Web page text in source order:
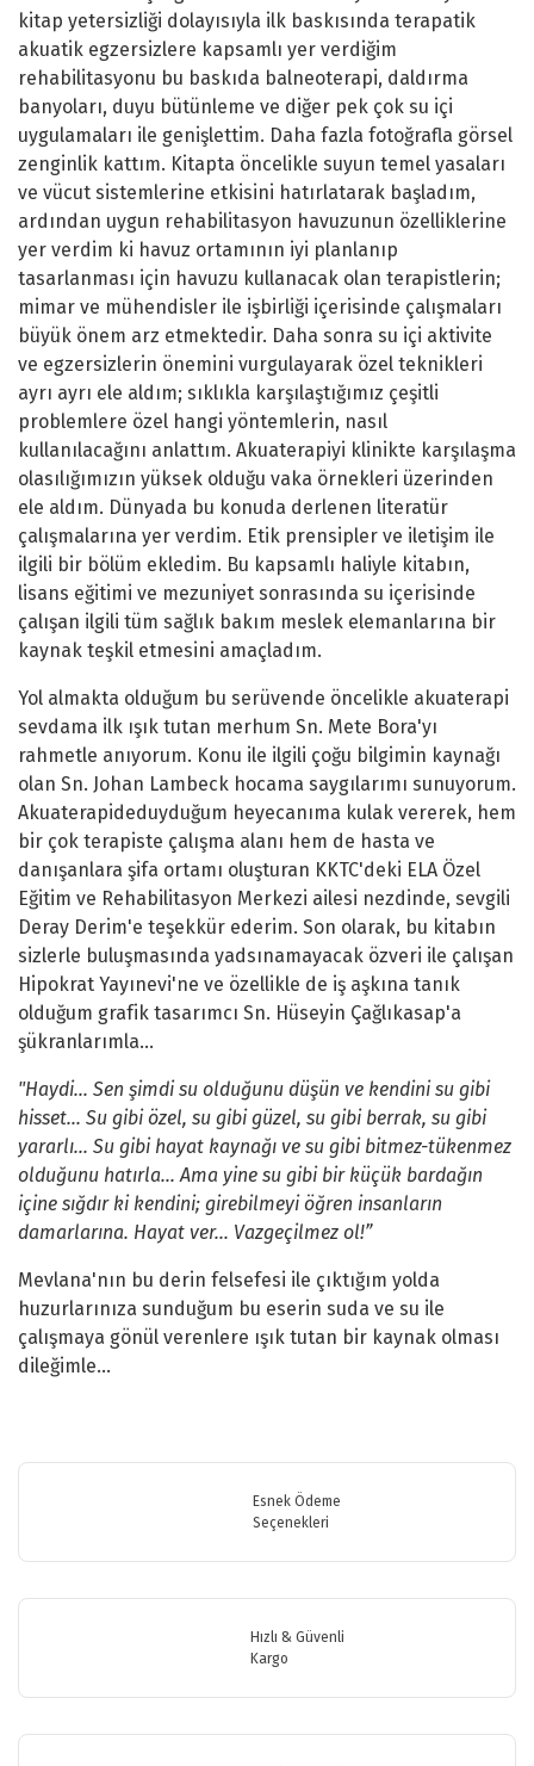
kitap yetersizliği dolayısıyla ilk baskısında terapatik
akuatik egzersizlere kapsamlı yer verdiğim
rehabilitasyonu bu baskıda balneoterapi, daldırma
banyoları, duyu bütünleme ve diğer pek çok su içi
uygulamaları ile genişlettim. Daha fazla fotoğrafla görsel
zenginlik kattım. Kitapta öncelikle suyun temel yasaları
ve vücut sistemlerine etkisini hatırlatarak başladım,
ardından uygun rehabilitasyon havuzunun özelliklerine
yer verdim ki havuz ortamının iyi planlanıp
tasarlanması için havuzu kullanacak olan terapistlerin;
mimar ve mühendisler ile işbirliği içerisinde çalışmaları
büyük önem arz etmektedir. Daha sonra su içi aktivite
ve egzersizlerin önemini vurgulayarak özel teknikleri
ayrı ayrı ele aldım; sıklıkla karşılaştığımız çeşitli
problemlere özel hangi yöntemlerin, nasıl
kullanılacağını anlattım. Akuaterapiyi klinikte karşılaşma
olasılığımızın yüksek olduğu vaka örnekleri üzerinden
ele aldım. Dünyada bu konuda derlenen literatür
çalışmalarına yer verdim. Etik prensipler ve iletişim ile
ilgili bir bölüm ekledim. Bu kapsamlı haliyle kitabın,
lisans eğitimi ve mezuniyet sonrasında su içerisinde
çalışan ilgili tüm sağlık bakım meslek elemanlarına bir
kaynak teşkil etmesini amaçladım.
Yol almakta olduğum bu serüvende öncelikle akuaterapi
sevdama ilk ışık tutan merhum Sn. Mete Bora'yı
rahmetle anıyorum. Konu ile ilgili çoğu bilgimin kaynağı
olan Sn. Johan Lambeck hocama saygılarımı sunuyorum.
Akuaterapideduyduğum heyecanıma kulak vererek, hem
bir çok terapiste çalışma alanı hem de hasta ve
danışanlara şifa ortamı oluşturan KKTC'deki ELA Özel
Eğitim ve Rehabilitasyon Merkezi ailesi nezdinde, sevgili
Deray Derim'e teşekkür ederim. Son olarak, bu kitabın
sizlerle buluşmasında yadsınamayacak özveri ile çalışan
Hipokrat Yayınevi'ne ve özellikle de iş aşkına tanık
olduğum grafik tasarımcı Sn. Hüseyin Çağlıkasap'a
şükranlarımla…
"Haydi... Sen şimdi su olduğunu düşün ve kendini su gibi
hisset... Su gibi özel, su gibi güzel, su gibi berrak, su gibi
yararlı... Su gibi hayat kaynağı ve su gibi bitmez-tükenmez
olduğunu hatırla... Ama yine su gibi bir küçük bardağın
içine sığdır ki kendini; girebilmeyi öğren insanların
damarlarına. Hayat ver... Vazgeçilmez ol!”
Mevlana'nın bu derin felsefesi ile çıktığım yolda
huzurlarınıza sunduğum bu eserin suda ve su ile
çalışmaya gönül verenlere ışık tutan bir kaynak olması
dileğimle…
Bu ürüne ilk yorumu siz yapın!
Görüş ve önerileriniz için teşekkür ederiz.
Ürün resmi kalitesiz, bozuk veya görüntülenemiyor.
Ürün fiyatı diğer sitelerden daha pahalı.
Esnek Ödeme
Seçenekleri
Hızlı & Güvenli
Kargo